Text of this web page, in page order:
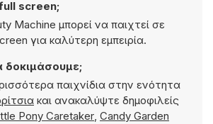
screen;
Machine μπορεί να παιχτεί σε
για καλύτερη εμπειρία.
δοκιμάσουμε;
παιχνίδια στην ενότητα
και ανακαλύψτε δημοφιλείς
Pony Caretaker, Candy Garden